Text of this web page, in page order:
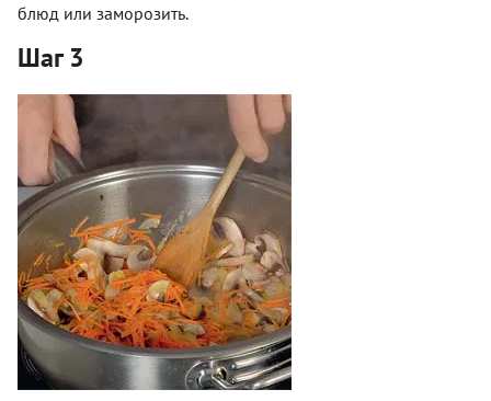
блюд или заморозить.
Шаг 3